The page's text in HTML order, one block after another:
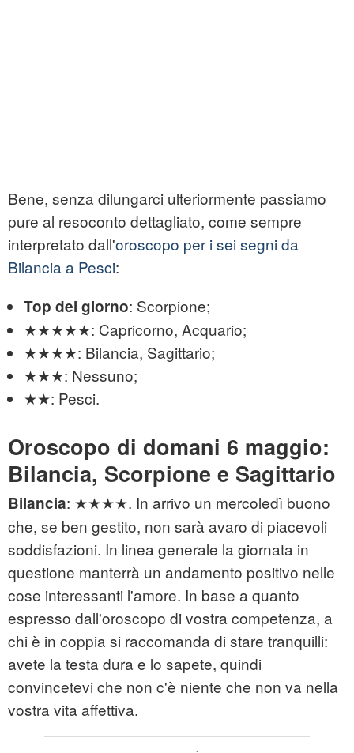
Bene, senza dilungarci ulteriormente passiamo
pure al resoconto dettagliato, come sempre
interpretato dall'oroscopo per i sei segni da
Bilancia a Pesci:
Top del giorno: Scorpione;
★★★★★: Capricorno, Acquario;
★★★★: Bilancia, Sagittario;
★★★: Nessuno;
★★: Pesci.
Oroscopo di domani 6 maggio:
Bilancia, Scorpione e Sagittario
Bilancia: ★★★★. In arrivo un mercoledì buono
che, se ben gestito, non sarà avaro di piacevoli
soddisfazioni. In linea generale la giornata in
questione manterrà un andamento positivo nelle
cose interessanti l'amore. In base a quanto
espresso dall'oroscopo di vostra competenza, a
chi è in coppia si raccomanda di stare tranquilli:
avete la testa dura e lo sapete, quindi
convincetevi che non c'è niente che non va nella
vostra vita affettiva.